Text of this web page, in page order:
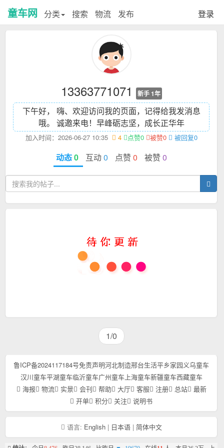
童车网 分类 搜索 物流 发布 登录
13363771071 新手 1年
下午好， 嗨、欢迎访问我的页面，记得给我发消息
哦。 诚邀来电！ 早峰砺志坚，成长正华年
加入时间：2026-06-27 10:35 4 点赞0 被赞0 被回复0
动态0 互动 0 点赞0 被赞0
1/0
鲁ICP备2024117184号免责声明河北制造邢台生活平乡家园义乌童车
汉川童车平湖童车临沂童车广州童车上海童车新疆童车西藏童车
海报
物流 实景 会刊 帮助 大厅 客服 注册 总站
最新
开单
积分 关注 说明书
语言: English| 日本语| 简体中文